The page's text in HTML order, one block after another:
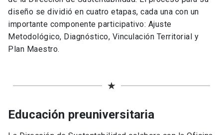
diseño se dividió en cuatro etapas, cada una con un
importante componente participativo: Ajuste
Metodológico, Diagnóstico, Vinculación Territorial y
Plan Maestro.
★
Educación preuniversitaria